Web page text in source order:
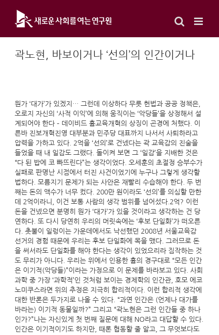
content
곽노현, 바보이거나 ‘선의’의 인간이거나
뭔가 ‘대가’가 있겠지… 그런데 이상하다 무릇 헌법과 공공 정책은,
오로지 자신의 ‘사적 이익’에 의해 움직이는 ‘악당들’을 상정해서 설
계되어야 한다 – 데이비드 흄교육개혁의 상징이 곤경에 처했다. 이
른바 진보개혁진영 대부분과 민주당 대표까지 나서서 사퇴하라고
압력을 가하고 있다. 2억을 ‘선의’로 건넸다는 곽 교육감의 진술을
들었을 때 내 일감도 그랬다. 돌이켜 보면 그 ‘일감’을 지배한 것은
“다 된 밥에 코 빠뜨린다”는 생각이었다. 오세훈의 초절정 승부수가
실패로 판명난 시점에서 터진 사건이었기에 누구나 그렇게 생각할
법하다. 모름지기 문제가 되는 사안은 재빨리 수습해야 한다. 두 번
째는 돈의 액수가 너무 컸다. 200만 원이라도 ‘선의’를 의심할 만한
데 2억이라니, 이건 보통 사람의 생각 범위를 넘어섰다.2억? 이런
돈을 건넸으면 분명히 뭔가 ‘대가’가 있을 것이라고 생각하는 건 당
연하다. 또 다시 당연히 우리의 머릿속에는 ‘후보 단일화’가 떠오른
다. 촛불이 일렁이는 가운데에서도 낙선했던 2008년 서울교육감
선거의 경험 때문에 우리는 후보 단일화에 목을 맸다. 그러므로 돈
을 써서라도 단일화를 해야 한다는 생각이 있었으리라 짐작하는 것
도 무리가 아니다. 우리는 위에서 인용한 흄의 경구대로 “모든 인간
은 이기적(악당들)”이라는 가정으로 이 문제를 바라보고 있다. 사회
과학 중 가장 ‘과학적’인 것처럼 보이는 경제학의 인간관, 호모 에코
노미쿠스라면 위의 추정은 지극히 합리적이다. 이런 합리적 생각에
대한 반론은 두가지로 나올 수 있다. “과연 인간은 (언제나 대가를
바라는) 이기적 동물일까?” 그리고 “곽노현은 그런 인간들 중 하나
인가?”나는 자신있게 첫 번째 질문에 대해 NO라고 대답할 수 있다.
인간은 이기적이기도 하지만, 때론 협동할 줄 알고, 그 무엇보다도